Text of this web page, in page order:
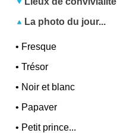
La photo du jour...
• Fresque
•Trésor
• Noir et blanc
• Papaver
• Petit prince...